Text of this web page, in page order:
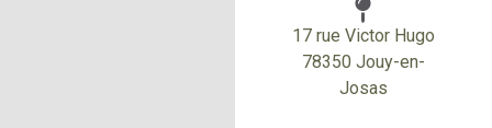
17 rue Victor Hugo
78350 Jouy-en-
Josas